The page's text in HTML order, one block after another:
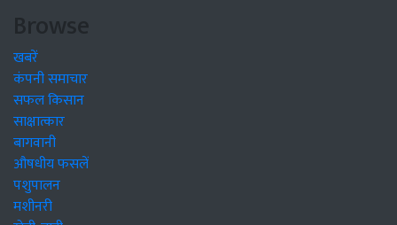
Browse
खबरें
कंपनी समाचार
सफल किसान
साक्षात्कार
बागवानी
औषधीय फसलें
पशुपालन
मशीनरी